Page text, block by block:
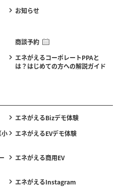
お知らせ
商談予約
エネがえるコーポレートPPAと
は？はじめての方への解説ガイド
エネがえるBizデモ体験
小
エネがえるEVデモ体験
エネがえる商用EV
エネがえるInstagram